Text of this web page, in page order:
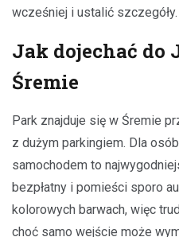
wcześniej i ustalić szczegóły.
Jak dojechać do
Śremie
Park znajduje się w Śremie
z dużym parkingiem. Dla
samochodem to
bezpłatny i pomieści sporo
kolorowych barwach, więc
choć samo wejście może